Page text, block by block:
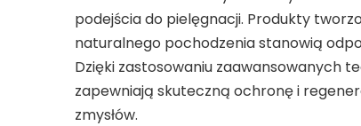
podejścia do pielęgnacji. Produkty
naturalnego pochodzenia stanowią
Dzięki zastosowaniu zaawansowanych
zapewniają skuteczną ochronę i
zmysłów.